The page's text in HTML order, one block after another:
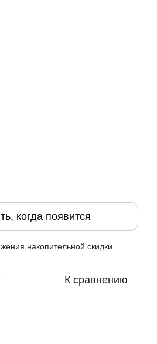
когда появится
накопительной скидки
К сравнению